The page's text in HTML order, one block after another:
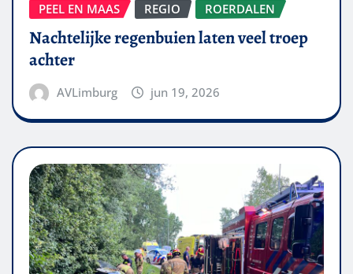
PEEL EN MAAS
REGIO ROERDALEN
Nachtelijke regenbuien laten veel troep
achter
AVLimburg jun 19, 2026